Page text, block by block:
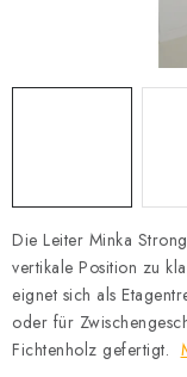
Die Leiter Minka
vertikale Position zu
eignet sich als
oder für
Fichtenholz gefertigt.